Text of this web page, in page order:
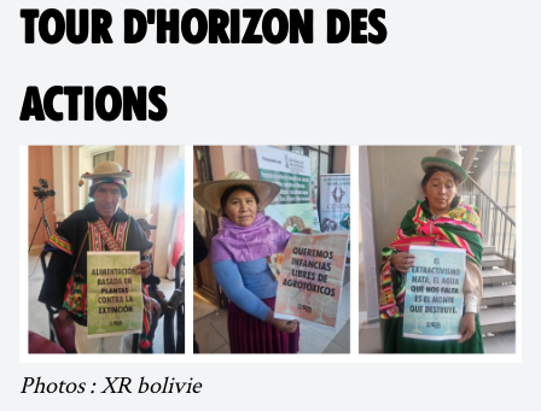
TOUR D'HORIZON DES
ACTIONS
Photos : XR bolivie